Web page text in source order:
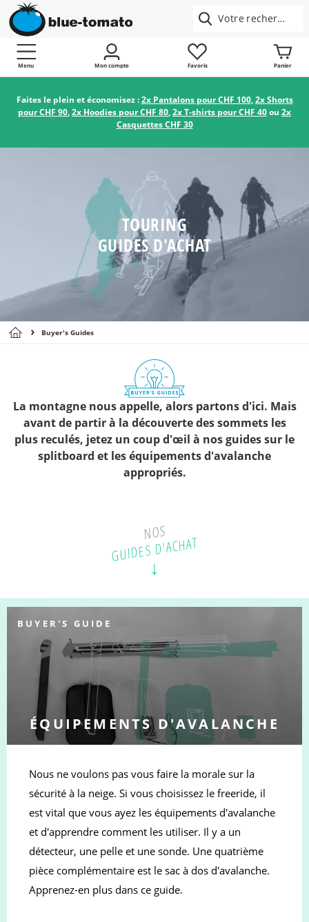
Menu Mon compte Favoris Panier
Faites le plein et économisez :2x Pantalons pour CHF 100,2x Shorts
pour CHF 90,2x Hoodies pour CHF 80,2x T-shirts pour CHF 40ou 2x
Casquettes CHF 30
TOURING
GUIDES D'ACHAT
Buyer's Guides
La montagne nous appelle, alors partons d'ici. Mais
avant de partir à la découverte des sommets les
plus reculés, jetez un coup d'œil à nos guides sur le
splitboard et les équipements d'avalanche
appropriés.
NOS
GUIDES D'ACHAT
BUYER'S GUIDE
ÉQUIPEMENTS D'AVALANCHE
Nous ne voulons pas vous faire la morale sur la
sécurité à la neige. Si vous choisissez le freeride, il
est vital que vous ayez les équipements d'avalanche
et d'apprendre comment les utiliser. Il y a un
détecteur, une pelle et une sonde. Une quatrième
pièce complémentaire est le sac à dos d'avalanche.
Apprenez-en plus dans ce guide.